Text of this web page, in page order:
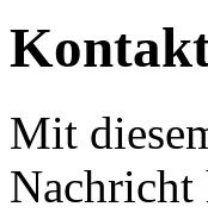
Mit
Nachricht